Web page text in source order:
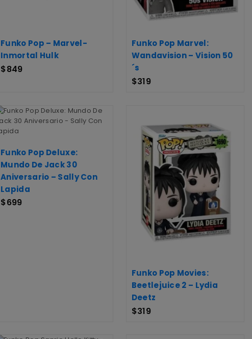
Funko Pop – Marvel-
Inmortal Hulk
$849
Funko Pop Marvel:
Wandavision – Vision 50
´s
$319
Funko Pop Deluxe:
Mundo De Jack 30
Aniversario – Sally Con
Lapida
$699
Funko Pop Movies:
Beetlejuice 2 – Lydia
Deetz
$319